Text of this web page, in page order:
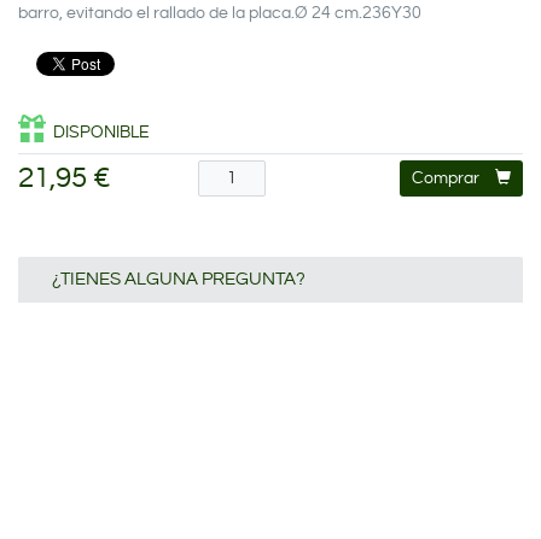
barro, evitando el rallado de la placa.Ø 24 cm.236Y30
DISPONIBLE
21,95 € Comprar
¿TIENES ALGUNA PREGUNTA?